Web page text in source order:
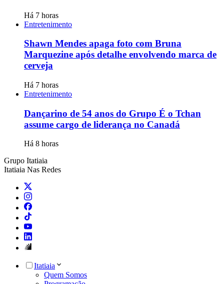
Há 7 horas
Entretenimento
Shawn Mendes apaga foto com Bruna
Marquezine após detalhe envolvendo marca de
cerveja
Há 7 horas
Entretenimento
Dançarino de 54 anos do Grupo É o Tchan
assume cargo de liderança no Canadá
Há 8 horas
Grupo Itatiaia
Itatiaia Nas Redes
Itatiaia
Quem Somos